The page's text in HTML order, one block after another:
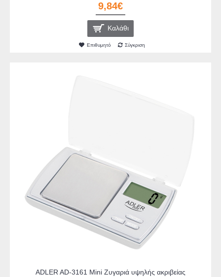
9,84€
Καλάθι
Επιθυμητό Σύγκριση
ADLER AD-3161 Mini Ζυγαριά υψηλής ακριβείας